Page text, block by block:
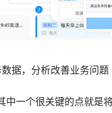
据，分析改善业务问题
中一个很关键的点就是